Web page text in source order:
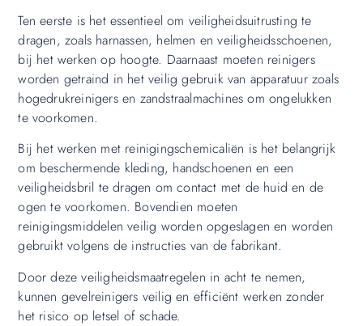
Ten eerste is het essentieel om veiligheidsuitrusting te
dragen, zoals harnassen, helmen en veiligheidsschoenen,
bij het werken op hoogte. Daarnaast moeten reinigers
worden getraind in het veilig gebruik van apparatuur zoals
hogedrukreinigers en zandstraalmachines om ongelukken
te voorkomen.
Bij het werken met reinigingschemicaliën is het belangrijk
om beschermende kleding, handschoenen en een
veiligheidsbril te dragen om contact met de huid en de
ogen te voorkomen. Bovendien moeten
reinigingsmiddelen veilig worden opgeslagen en worden
gebruikt volgens de instructies van de fabrikant.
Door deze veiligheidsmaatregelen in acht te nemen,
kunnen gevelreinigers veilig en efficiënt werken zonder
het risico op letsel of schade.